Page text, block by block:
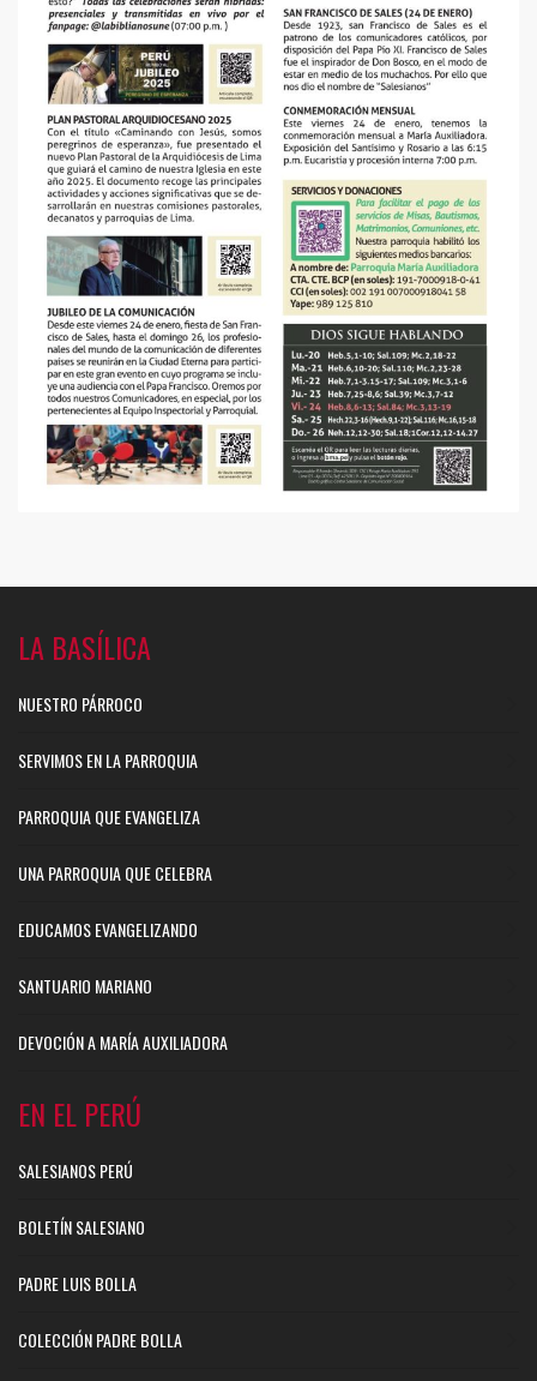
LA BASÍLICA
NUESTRO PÁRROCO
SERVIMOS EN LA PARROQUIA
PARROQUIA QUE EVANGELIZA
UNA PARROQUIA QUE CELEBRA
EDUCAMOS EVANGELIZANDO
SANTUARIO MARIANO
DEVOCIÓN A MARÍA AUXILIADORA
EN EL PERÚ
SALESIANOS PERÚ
BOLETÍN SALESIANO
PADRE LUIS BOLLA
COLECCIÓN PADRE BOLLA